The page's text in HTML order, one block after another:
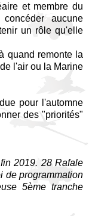
et membre du
aucune
un rôle qu'elle
quand remonte la
l'air ou la Marine
pour l'automne
des "priorités"
2019. 28 Rafale
de programmation
5ème tranche